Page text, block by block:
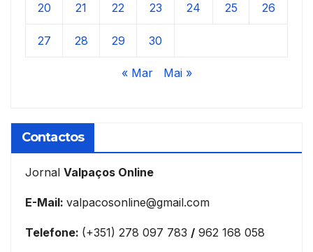
20 21 22 23 24 25 26
27 28 29 30
« Mar Mai »
Contactos
Jornal Valpaços Online
E-Mail: valpacosonline@gmail.com
Telefone: (+351) 278 097 783 / 962 168 058